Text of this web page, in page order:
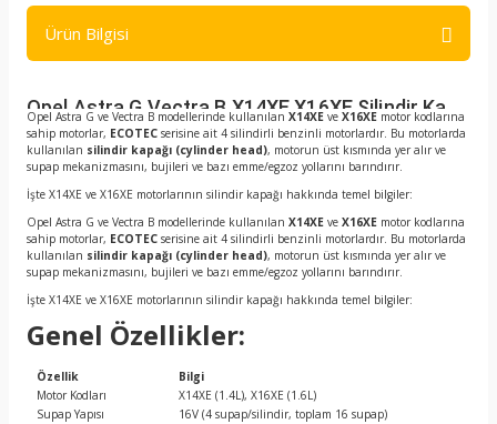
Ürün Bilgisi
Opel Astra G ve Vectra B modellerinde kullanılan X14XE ve X16XE motor kodlarına
sahip motorlar, ECOTEC serisine ait 4 silindirli benzinli motorlardır. Bu motorlarda
kullanılan silindir kapağı (cylinder head), motorun üst kısmında yer alır ve
supap mekanizmasını, bujileri ve bazı emme/egzoz yollarını barındırır.
İşte X14XE ve X16XE motorlarının silindir kapağı hakkında temel bilgiler:
Opel Astra G ve Vectra B modellerinde kullanılan X14XE ve X16XE motor kodlarına
sahip motorlar, ECOTEC serisine ait 4 silindirli benzinli motorlardır. Bu motorlarda
kullanılan silindir kapağı (cylinder head), motorun üst kısmında yer alır ve
supap mekanizmasını, bujileri ve bazı emme/egzoz yollarını barındırır.
İşte X14XE ve X16XE motorlarının silindir kapağı hakkında temel bilgiler:
Genel Özellikler:
Özellik
Bilgi
Motor Kodları
X14XE (1.4L), X16XE (1.6L)
Supap Yapısı
16V (4 supap/silindir, toplam 16 supap)